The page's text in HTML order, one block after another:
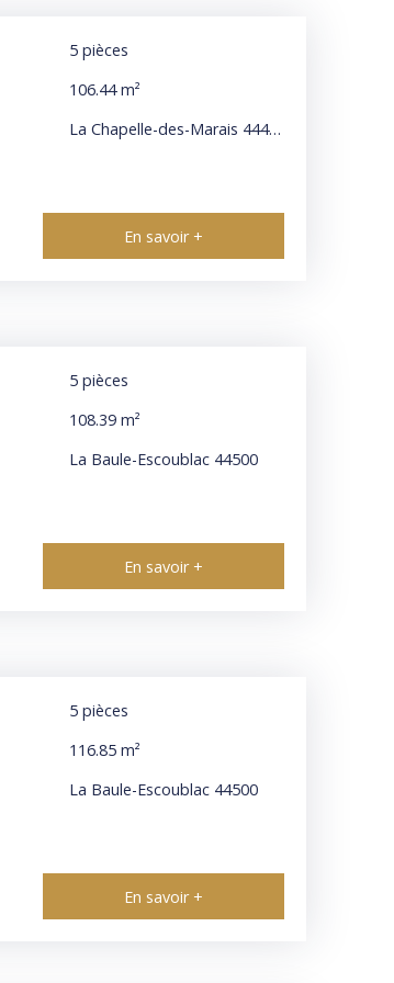
5 pièces
106.44m²
La Chapelle-des-Marais 44410
En savoir +
5 pièces
108.39 m²
La Baule-Escoublac 44500
En savoir +
5 pièces
116.85 m²
La Baule-Escoublac 44500
En savoir +